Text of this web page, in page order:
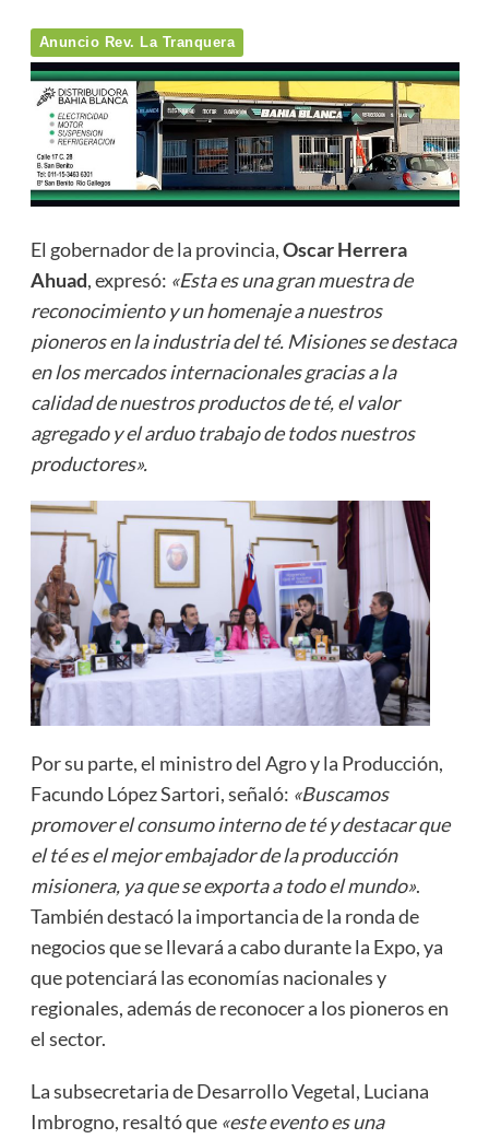
Anuncio Rev. La Tranquera
El gobernador de la provincia,Oscar Herrera
Ahuad, expresó: «Esta es una gran muestra de
reconocimiento y un homenaje a nuestros
pioneros en la industria del té. Misiones se destaca
en los mercados internacionales gracias a la
calidad de nuestros productos de té, el valor
agregado y el arduo trabajo de todos nuestros
productores».
Por su parte, el ministro del Agro y la Producción,
Facundo López Sartori, señaló: «Buscamos
promover el consumo interno de té y destacar que
el té es el mejor embajador de la producción
misionera, ya que se exporta a todo el mundo».
También destacó la importancia de la ronda de
negocios que se llevará a cabo durante la Expo, ya
que potenciará las economías nacionales y
regionales, además de reconocer a los pioneros en
el sector.
La subsecretaria de Desarrollo Vegetal, Luciana
Imbrogno, resaltó que «este evento es una